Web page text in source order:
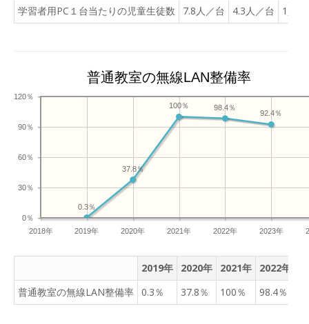
捗を妨げることなくチャッ
ト機能で質問したり、学習
価の場面でもデータによる
双方向のやりとりをするこ
とで、生徒と教師の利便性
の向上を図っている。従前
な学習も充実した。また、
AIを活用し、生徒の記載内
容のチェック等、活用範囲
は幅広い。 さらに、地域の
小・中学生向けに「プログ
学習者用PC１台当たりの児童生徒数
7.8人／台 4.3人／台 1人
普通教室の無線LAN整備率
2018年 2019年 2020年 2021年 2022年 2023年
0％
30％
60％
90％
120％
92.4％
98.4％
100％
37.8％
0.3％
2019年 2020年 2021年 2022年
普通教室の無線LAN整備率 0.3％ 37.8％ 100％ 98.4％